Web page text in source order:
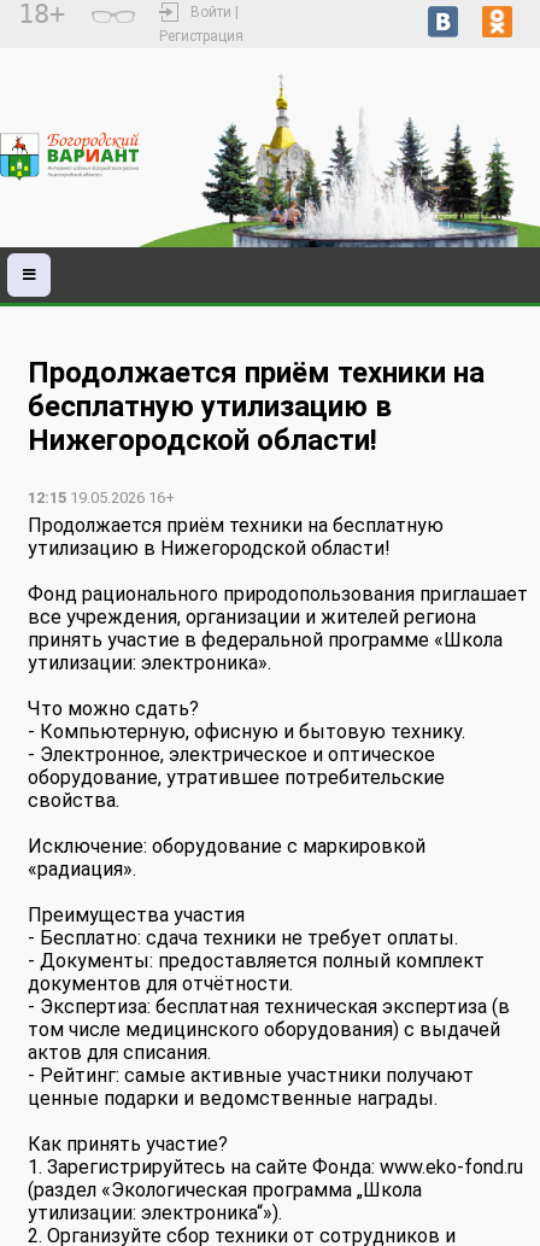
18+
Войти |
Регистрация
Продолжается приём техники на
бесплатную утилизацию в
Нижегородской области!
12:15 19.05.2026 16+
Продолжается приём техники на бесплатную
утилизацию в Нижегородской области!
Фонд рационального природопользования приглашает
все учреждения, организации и жителей региона
принять участие в федеральной программе «Школа
утилизации: электроника».
Что можно сдать?
- Компьютерную, офисную и бытовую технику.
- Электронное, электрическое и оптическое
оборудование, утратившее потребительские
свойства.
Исключение: оборудование с маркировкой
«радиация».
Преимущества участия
- Бесплатно: сдача техники не требует оплаты.
- Документы: предоставляется полный комплект
документов для отчётности.
- Экспертиза: бесплатная техническая экспертиза (в
том числе медицинского оборудования) с выдачей
актов для списания.
- Рейтинг: самые активные участники получают
ценные подарки и ведомственные награды.
Как принять участие?
1. Зарегистрируйтесь на сайте Фонда: www.eko-fond.ru
(раздел «Экологическая программа „Школа
утилизации: электроника“»).
2. Организуйте сбор техники от сотрудников и